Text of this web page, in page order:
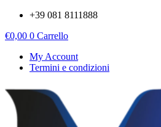
contenuto
+39 081 8111888
€0,00 0 Carrello
My Account
Termini e condizioni